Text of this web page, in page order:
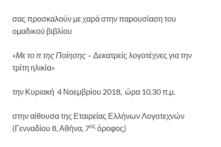
σας προσκαλούν με χαρά στην παρουσίαση του
ομαδικού βιβλίου
«Με το π της Ποίησης – Δεκατρείς λογοτέχνες για την
τρίτη ηλικία»
την Κυριακή 4 Νοεμβρίου 2018, ώρα 10.30 π.μ.
στην αίθουσα της Εταιρείας Ελλήνων Λογοτεχνών
(Γενναδίου 8, Αθήνα, 7ος όροφος)